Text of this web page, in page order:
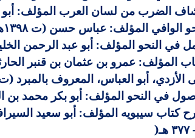
الضرب من لسان العرب المؤلف: أبو
الوافي المؤلف: عباس حسن (ت ١٣٩٨هـ
في النحو المؤلف: أبو عبد الرحمن
الأزدي، أبو العباس، المعروف بالمبرد (ت
في النحو المؤلف: أبو بكر محمد بن
)